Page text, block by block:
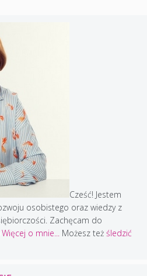
Cześć! Jestem
osobistego oraz wiedzy z
Zachęcam do
Więcej o mnie... Możesz też śledzić